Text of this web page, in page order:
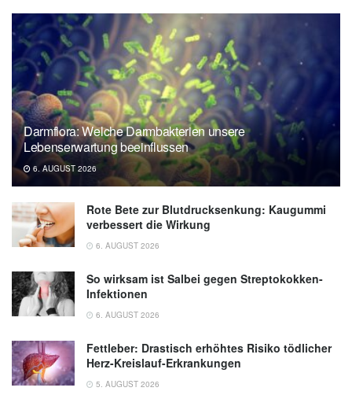
detection of alcohol, vitamins and glucose, in
Biosensors and Bioelectronics (Abfrage:
01.12.2019),Biosensors and Bioelectronics
Darmflora: Welche Darmbakterien unsere
Lebenserwartung beeinflussen
6. AUGUST 2026
Rote Bete zur Blutdrucksenkung: Kaugummi
verbessert die Wirkung
6. AUGUST 2026
So wirksam ist Salbei gegen Streptokokken-
Infektionen
6. AUGUST 2026
Fettleber: Drastisch erhöhtes Risiko tödlicher
Herz-Kreislauf-Erkrankungen
5. AUGUST 2026